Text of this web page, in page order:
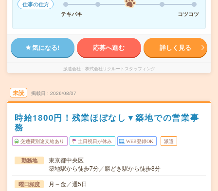
仕事の仕方
テキパキ
コツコツ
気になる! 応募へ進む 詳しく見る
派遣会社 株式会社リクルートスタッフィング
未読 掲載日 2026/08/07
時給1800円！残業ほぼなし▼築地での営業事
務
交通費別途支給あり 土日祝日が休み WEB登録OK 派遣
勤務地
東京都中央区
築地駅から徒歩7分／勝どき駅から徒歩8分
曜日頻度 月～金／週5日